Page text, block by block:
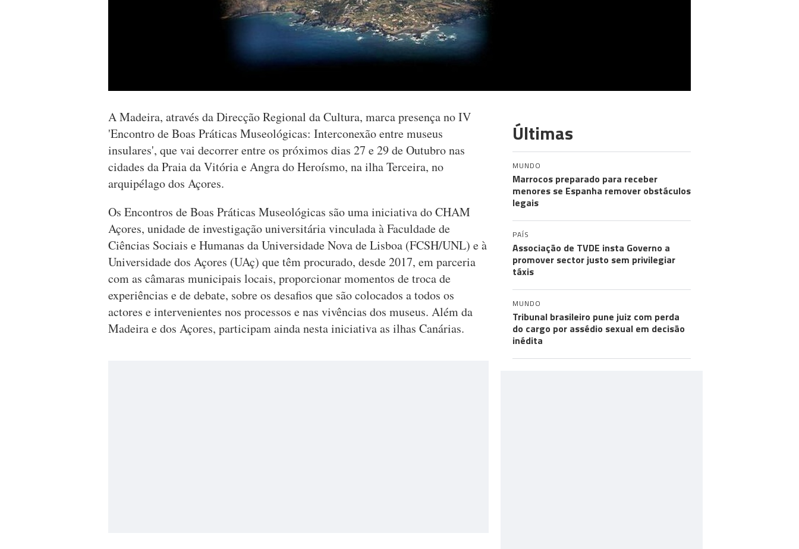
A Madeira, através da Direcção Regional da Cultura, marca presença no IV
'Encontro de Boas Práticas Museológicas: Interconexão entre museus
insulares', que vai decorrer entre os próximos dias 27 e 29 de Outubro nas
cidades da Praia da Vitória e Angra do Heroísmo, na ilha Terceira, no
arquipélago dos Açores.
Os Encontros de Boas Práticas Museológicas são uma iniciativa do CHAM
Açores, unidade de investigação universitária vinculada à Faculdade de
Ciências Sociais e Humanas da Universidade Nova de Lisboa (FCSH/UNL) e à
Universidade dos Açores (UAç) que têm procurado, desde 2017, em parceria
com as câmaras municipais locais, proporcionar momentos de troca de
experiências e de debate, sobre os desafios que são colocados a todos os
actores e intervenientes nos processos e nas vivências dos museus. Além da
Madeira e dos Açores, participam ainda nesta iniciativa as ilhas Canárias.
Últimas
MUNDO
Marrocos preparado para receber
menores se Espanha remover obstáculos
legais
PAÍS
Associação de TVDE insta Governo a
promover sector justo sem privilegiar
táxis
MUNDO
Tribunal brasileiro pune juiz com perda
do cargo por assédio sexual em decisão
inédita